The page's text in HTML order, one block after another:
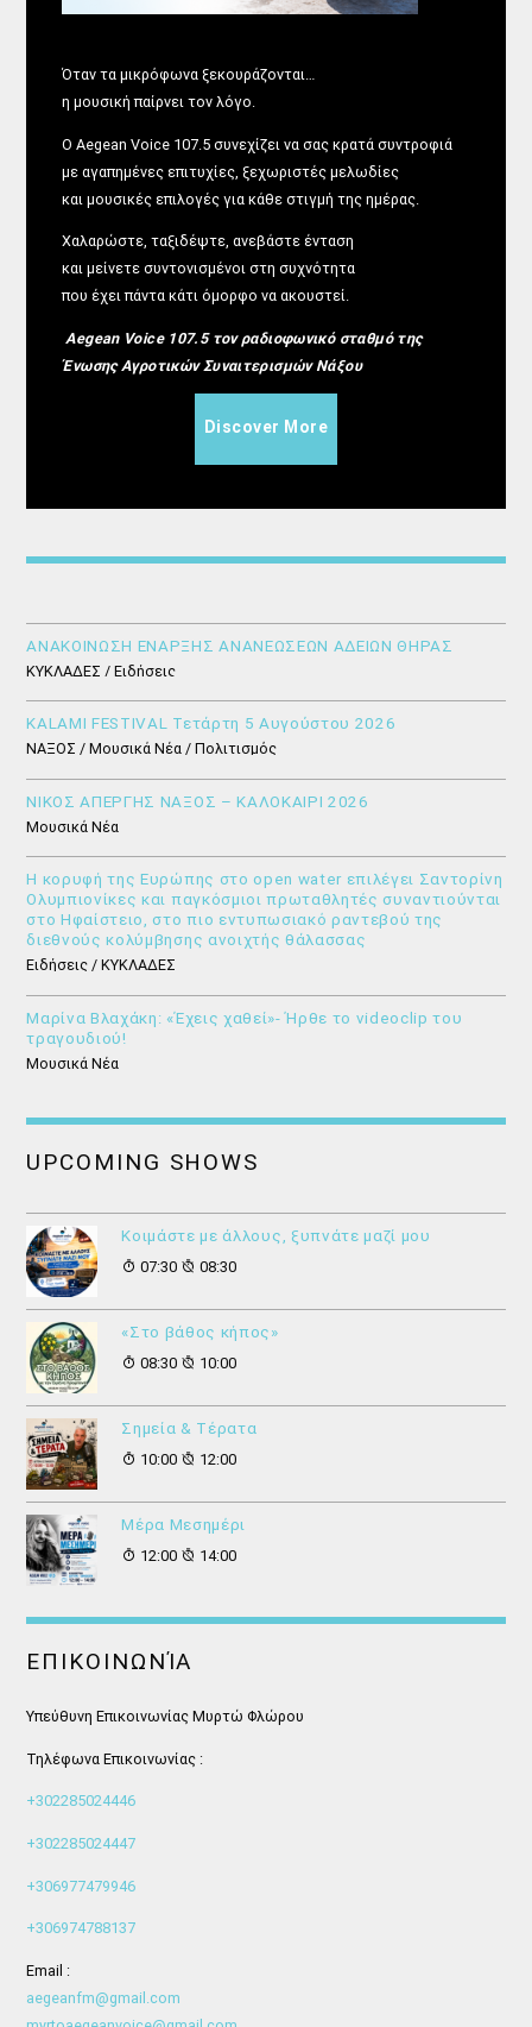
Όταν τα μικρόφωνα ξεκουράζονται…
η μουσική παίρνει τον λόγο.
Ο Aegean Voice 107.5 συνεχίζει να σας κρατά συντροφιά
με αγαπημένες επιτυχίες, ξεχωριστές μελωδίες
και μουσικές επιλογές για κάθε στιγμή της ημέρας.
Χαλαρώστε, ταξιδέψτε, ανεβάστε ένταση
και μείνετε συντονισμένοι στη συχνότητα
που έχει πάντα κάτι όμορφο να ακουστεί.
Aegean Voice 107.5 τον ραδιοφωνικό σταθμό της
Ένωσης Αγροτικών Συναιτερισμών Νάξου
Discover More
ΑΝΑΚΟΙΝΩΣΗ ΕΝΑΡΞΗΣ ΑΝΑΝΕΩΣΕΩΝ ΑΔΕΙΩΝ ΘΗΡΑΣ
ΚΥΚΛΑΔΕΣ / Ειδήσεις
KALAMI FESTIVAL Τετάρτη 5 Αυγούστου 2026
ΝΑΞΟΣ / Μουσικά Νέα / Πολιτισμός
ΝΙΚΟΣ ΑΠΕΡΓΗΣ ΝΑΞΟΣ – ΚΑΛΟΚΑΙΡΙ 2026
Μουσικά Νέα
Η κορυφή της Ευρώπης στο open water επιλέγει Σαντορίνη
Ολυμπιονίκες και παγκόσμιοι πρωταθλητές συναντιούνται
στο Ηφαίστειο, στο πιο εντυπωσιακό ραντεβού της
διεθνούς κολύμβησης ανοιχτής θάλασσας
Ειδήσεις / ΚΥΚΛΑΔΕΣ
Μαρίνα Βλαχάκη: «Έχεις χαθεί»- Ήρθε το videoclip του
τραγουδιού!
Μουσικά Νέα
UPCOMING SHOWS
Κοιμάστε με άλλους, ξυπνάτε μαζί μου
07:30
08:30
«Στο βάθος κήπος»
08:30
10:00
Σημεία & Τέρατα
10:00
12:00
Μέρα Μεσημέρι
12:00
14:00
ΕΠΙΚΟΙΝΩΝΊΑ
Υπεύθυνη Επικοινωνίας Μυρτώ Φλώρου
Τηλέφωνα Επικοινωνίας :
+302285024446
+302285024447
+306977479946
+306974788137
Email :
aegeanfm@gmail.com